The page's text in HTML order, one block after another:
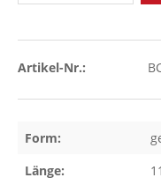
Artikel-Nr.:
Form:
Länge: